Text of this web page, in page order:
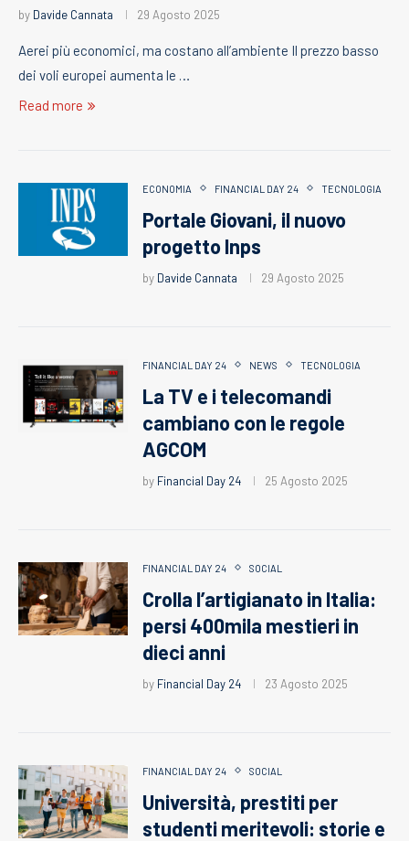
by Davide Cannata 29 Agosto 2025
Aerei più economici, ma costano all’ambiente Il prezzo basso
dei voli europei aumenta le …
Read more
ECONOMIA FINANCIAL DAY 24 TECNOLOGIA
Portale Giovani, il nuovo
progetto Inps
by Davide Cannata 29 Agosto 2025
FINANCIAL DAY 24 NEWS TECNOLOGIA
La TV e i telecomandi
cambiano con le regole
AGCOM
by Financial Day 24 25 Agosto 2025
FINANCIAL DAY 24 SOCIAL
Crolla l’artigianato in Italia:
persi 400mila mestieri in
dieci anni
by Financial Day 24 23 Agosto 2025
FINANCIAL DAY 24 SOCIAL
Università, prestiti per
studenti meritevoli: storie e